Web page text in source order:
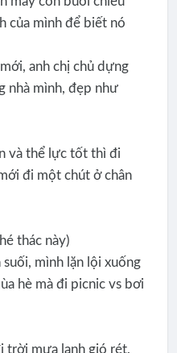
của mình để biết nó
anh chị chủ dựng
nhà mình, đẹp như
và thể lực tốt thì đi
đi một chút ở chân
thác này)
mình lặn lội xuống
hè mà đi picnic vs bơi
mưa lạnh gió rét,